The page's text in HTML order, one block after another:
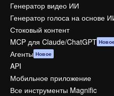
Генератор видео ИИ
Генератор голоса на основе
Стоковый контент
MCP для Claude/ChatGPT
Агенты Новое
API
Мобильное приложение
Все инструменты Magnific